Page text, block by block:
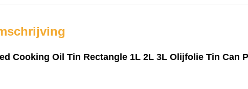
Cooking Oil Tin Rectangle 1L 2L 3L Olijfolie Tin Can